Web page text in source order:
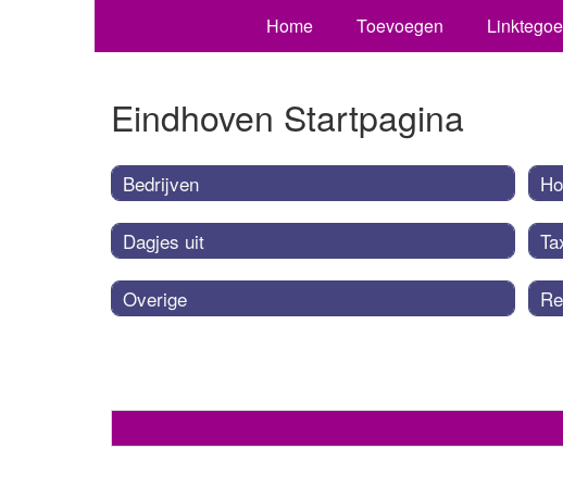
Home Toevoegen
Eindhoven Startpagina
Bedrijven
Dagjes uit
Overige